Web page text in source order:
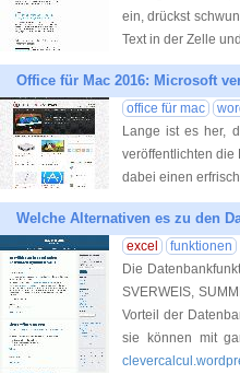
ein, drückst
Text in der Zelle
Office für Mac 2016: Microsoft
office für mac
Lange ist es her,
veröffentlichten die
dabei einen
Welche Alternativen es zu den
excel
funktionen
Die
SVERWEIS,
Vorteil der
sie können mit